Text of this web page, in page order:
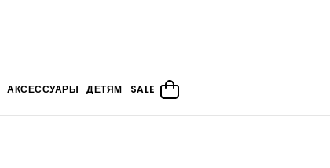
АКСЕССУАРЫ ДЕТЯМ SALE